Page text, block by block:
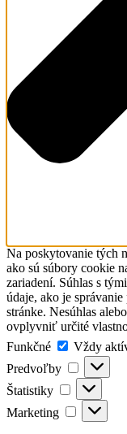
Na poskytovanie tých
ako sú súbory cookie
zariadení. Súhlas s
údaje, ako je
stránke. Nesúhlas
ovplyvniť určité
Funkčné
Funkčné
Vždy
Predvoľby
Štatistiky Štatistiky
Marketing Marketing